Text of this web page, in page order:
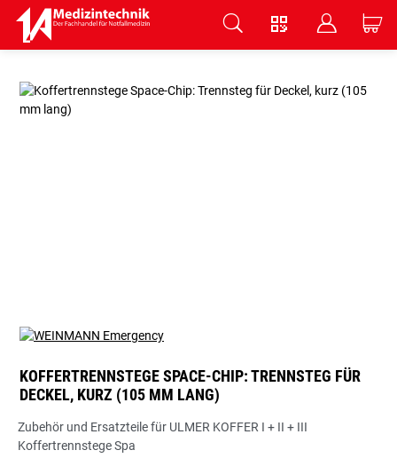
V B C
KOFFERTRENNSTEGE SPACE-CHIP: TRENNSTEG FÜR
DECKEL, KURZ (105 MM LANG)
Zubehör und Ersatzteile für ULMER KOFFER I + II + III
Koffertrennstege Spa